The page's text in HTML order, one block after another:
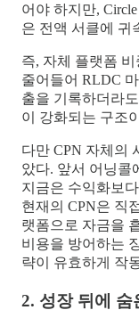
어야 하지만,
은 전액 서클에 귀
즉, 자체 플랫폼
줄어들어 RLDC
출을 기록하더라
이 강화되는 구조
다만 CPN 자체의
았다. 앞서 어닝콜
지금은 수익화보
현재의 CPN은 직
랫폼으로 자금을
비용을 방어하는
략이 유효하게 작
2. 성장 뒤에